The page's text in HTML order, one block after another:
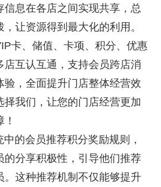
信息在各店之间实现共享，总
让资源得到最大化的利用。
卡、储值、卡项、积分、优惠
店互认互通，支持会员跨店消
验，全面提升门店整体经营效
择我们，让您的门店经营更加
的会员推荐积分奖励规则，
的分享积极性，引导他们推荐
。这种推荐机制不仅能够提升